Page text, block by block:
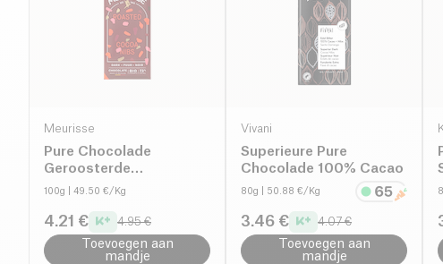
Meurisse
Pure Chocolade
Geroosterde
Cacaobrokjes bio
100g | 49.50 €/Kg
4.21 € 4.95 €
Toevoegen aan
mandje
Vivani
Superieure Pure
Chocolade 100% Cacao
80g | 50.88 €/Kg
3.46 € 4.07 €
Toevoegen aan
mandje